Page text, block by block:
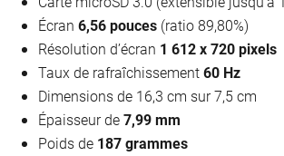
Écran 6,56 pouces (ratio 89,80%)
Résolution d’écran 1 612 x 720 pixels
Taux de rafraîchissement60 Hz
Dimensions de 16,3 cm sur 7,5 cm
Épaisseur de7,99 mm
Poids de 187 grammes